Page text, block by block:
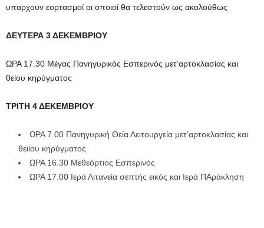
υπαρχουν εορτασμοί οι οποιοί θα τελεστούν ως ακολούθως
ΔΕΥΤΕΡΑ 3 ΔΕΚΕΜΒΡΙΟΥ
ΩΡΑ 17.30 Μέγας Πανηγυρικός Εσπερινός μετ’αρτοκλασίας και
θείου κηρύγματος
ΤΡΙΤΗ 4 ΔΕΚΕΜΒΡΙΟΥ
ΩΡΑ 7.00 Πανηγυρική Θεία Λειτουργεία μετ’αρτοκλασίας και
θειίου κηρύγματος
ΩΡΑ 16.30 Μεθεόρτιος Εσπερινός
ΩΡΑ 17.00 Ιερά Λιτανεία σεπτής εικός και Ιερά ΠΑράκληση